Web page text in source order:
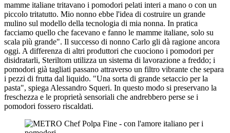
mamme italiane tritavano i pomodori pelati interi a mano o con un
piccolo tritatutto. Mio nonno ebbe l'idea di costruire un grande
mulino sul modello della tecnologia di mia nonna. In pratica
facciamo quello che facevano e fanno le mamme italiane, solo su
scala più grande". Il successo di nonno Carlo gli dà ragione ancora
oggi. A differenza di altri produttori che cuociono i pomodori per
disidratarli, Steriltom utilizza un sistema di lavorazione a freddo; i
pomodori già tagliati passano attraverso un filtro vibrante che separa
i pezzi di frutta dal liquido. "Una sorta di grande setaccio per la
pasta", spiega Alessandro Squeri. In questo modo si preservano la
freschezza e le proprietà sensoriali che andrebbero perse se i
pomodori fossero riscaldati.